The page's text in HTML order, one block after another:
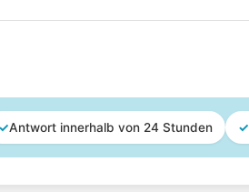
✓Antwort innerhalb von 24 Stunden ✓